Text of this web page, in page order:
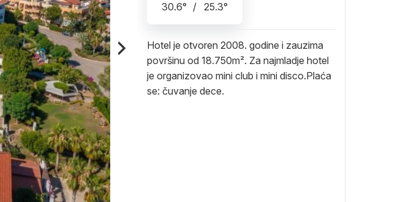
30.6° / 25.3°
Hotel je otvoren 2008. godine i zauzima
površinu od 18.750m². Za najmladje hotel
je organizovao mini club i mini disco.Plaća
se: čuvanje dece.